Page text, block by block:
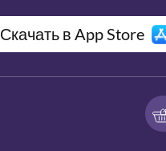
Скачать в App Store